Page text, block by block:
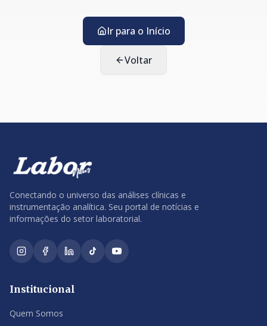
Ir para o Início
Voltar
Conectando o universo das análises clínicas e
instrumentação analítica. Seu portal de notícias e
informações do setor laboratorial.
Institucional
Quem Somos